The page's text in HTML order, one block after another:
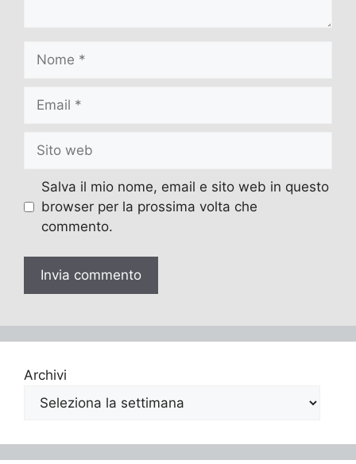
web
Salva il mio nome, email e sito web in questo
browser per la prossima volta che
commento.
Archivi